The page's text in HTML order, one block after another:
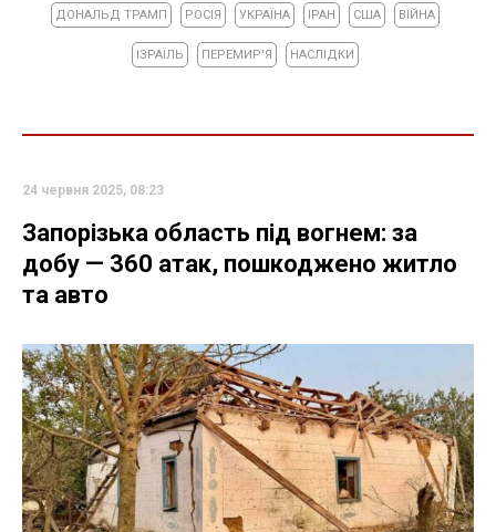
ДОНАЛЬД ТРАМП РОСІЯ УКРАЇНА ІРАН США ВІЙНА
ІЗРАЇЛЬ ПЕРЕМИР'Я НАСЛІДКИ
24 червня 2025, 08:23
Запорізька область під вогнем: за
добу — 360 атак, пошкоджено житло
та авто